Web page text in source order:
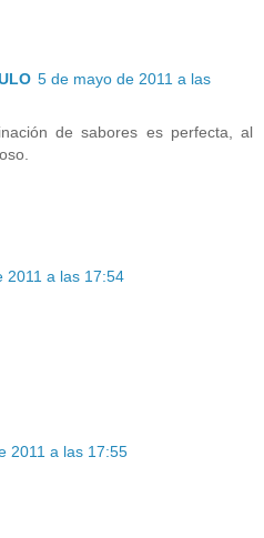
5 de mayo de 2011 a las
de sabores es perfecta, al
2011 a las 17:54
2011 a las 17:55